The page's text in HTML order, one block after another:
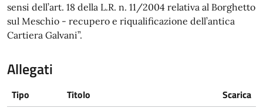
sensi dell’art. 18 della L.R. n. 11/2004 relativa al Borghetto
sul Meschio - recupero e riqualificazione dell’antica
Cartiera Galvani”.
Allegati
Tipo Titolo Scarica